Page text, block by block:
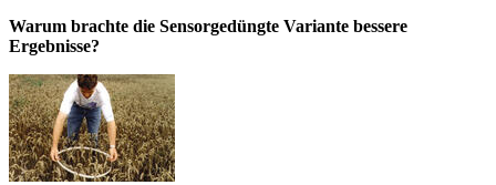
Warum brachte die Sensorgedüngte Variante bessere
Ergebnisse?